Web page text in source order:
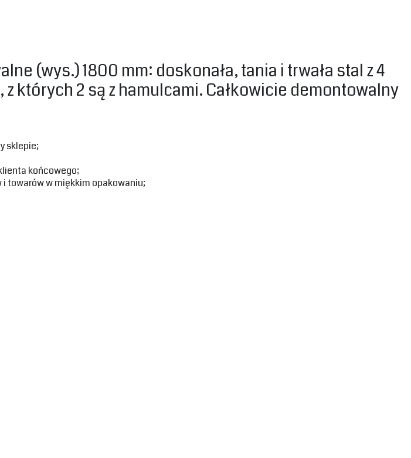
(wys.) 1800 mm: doskonała, tania i trwała stal z 4
których 2 są z hamulcami. Całkowicie demontowalny
sklepie;‎
końcowego;
i towarów w miękkim opakowaniu;